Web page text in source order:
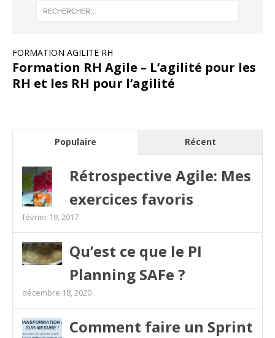
FORMATION AGILITE RH
Formation RH Agile – L’agilité pour les
RH et les RH pour l’agilité
Populaire Récent
Rétrospective Agile: Mes
exercices favoris
février 19, 2017
Qu’est ce que le PI
Planning SAFe ?
décembre 18, 2020
Comment faire un Sprint